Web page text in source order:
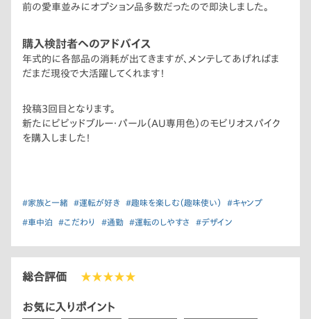
前の愛車並みにオプション品多数だったので即決しました。
購入検討者へのアドバイス
年式的に各部品の消耗が出てきますが、メンテしてあげればま
だまだ現役で大活躍してくれます！
投稿3回目となります。
新たにビビッドブルー・パール（AU専用色）のモビリオスパイク
を購入しました！
#家族と一緒 #運転が好き #趣味を楽しむ（趣味使い） #キャンプ
#車中泊 #こだわり #通勤 #運転のしやすさ #デザイン
総合評価 ★★★★★
お気に入りポイント